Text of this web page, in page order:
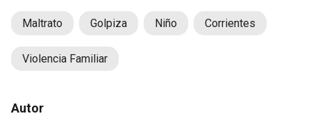
Maltrato Golpiza Niño Corrientes
Violencia Familiar
Autor